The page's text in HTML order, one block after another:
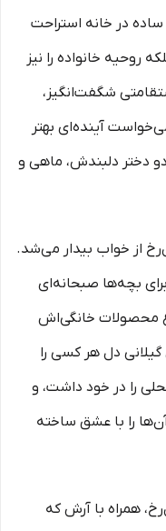
ساده در خانه استراحت
روحیه خانواده را نیز
شگفت‌انگیز،
آینده‌ای بهتر
دختر دلبندش، ماهی و
از خواب بیدار می‌شد.
بچه‌ها صبحانه‌ای
محصولات خانگی‌اش
دل هر کسی را
را در خود داشت، و
را با عشق ساخته
همراه با آرش که